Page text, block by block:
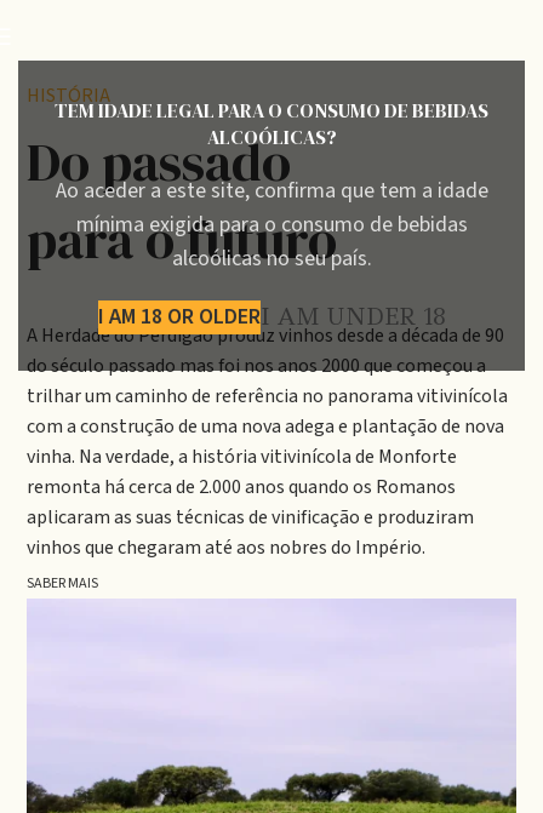
TEM IDADE LEGAL PARA O CONSUMO DE BEBIDAS
ALCOÓLICAS?
Ao aceder a este site, confirma que tem a idade
mínima exigida para o consumo de bebidas
alcoólicas no seu país.
I AM 18 OR OLDERI AM UNDER 18
HISTÓRIA
Do passado
para o futuro
A Herdade do Perdigão produz vinhos desde a década de 90
do século passado mas foi nos anos 2000 que começou a
trilhar um caminho de referência no panorama vitivinícola
com a construção de uma nova adega e plantação de nova
vinha. Na verdade, a história vitivinícola de Monforte
remonta há cerca de 2.000 anos quando os Romanos
aplicaram as suas técnicas de vinificação e produziram
vinhos que chegaram até aos nobres do Império.
SABER MAIS